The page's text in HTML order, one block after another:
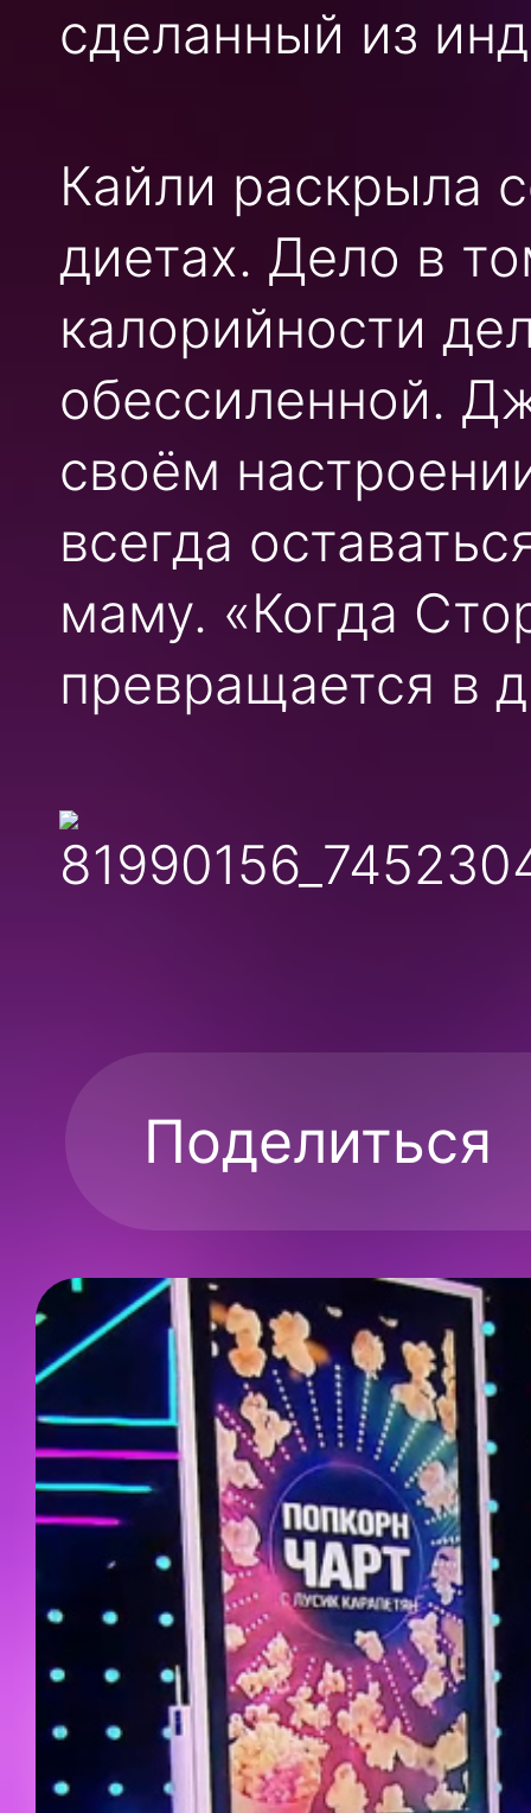
сделанный из
Кайли раскрыла
диетах. Дело в
калорийности
обессиленной.
своём
всегда
маму. «Когда
превращается в
Поделиться